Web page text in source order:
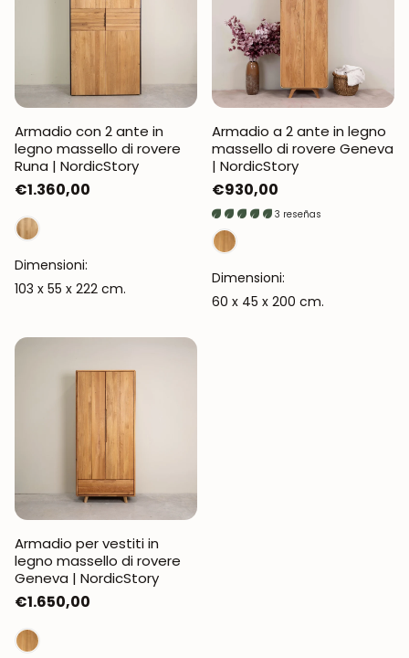
Armadio con 2 ante in
legno massello di rovere
Runa | NordicStory
Prezzo
normale
€1.360,00
Dimensioni:
103 x 55 x 222 cm.
Armadio a 2 ante in legno
massello di rovere Geneva
| NordicStory
Prezzo
normale
€930,00
3 reseñas
Dimensioni:
60 x 45 x 200 cm.
Armadio per vestiti in
legno massello di rovere
Geneva | NordicStory
Prezzo
normale
€1.650,00